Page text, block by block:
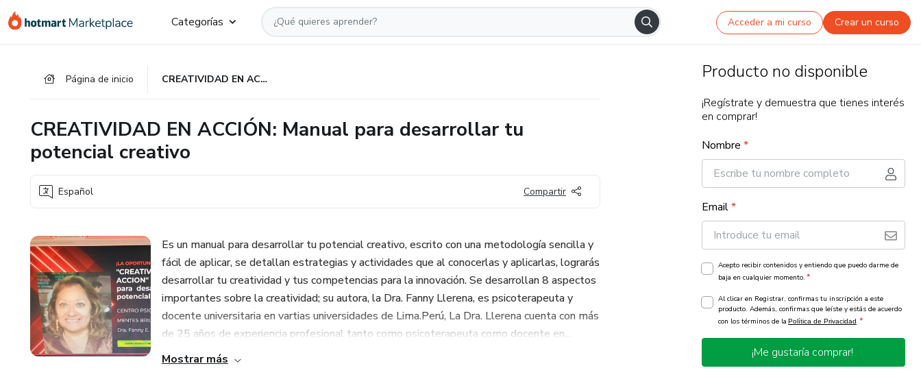
Categorías Acceder a mi curso Crear un curso
Página de inicio CREATIVIDAD EN ACCIÓN: Manual para desarrollar tu potencial creativo
CREATIVIDAD EN ACCIÓN: Manual para desarrollar tu
potencial creativo
Español Compartir
Es un manual para desarrollar tu potencial creativo, escrito con una metodología sencilla y
fácil de aplicar, se detallan estrategias y actividades que al conocerlas y aplicarlas, lograrás
desarrollar tu creatividad y tus competencias para la innovación. Se desarrollan 8 aspectos
importantes sobre la creatividad; su autora, la Dra. Fanny Llerena, es psicoterapeuta y
docente universitaria en vartias universidades de Lima.Perú, La Dra. Llerena cuenta con más
de 25 años de experiencia profesional tanto como psicoterapeuta como docente en...
Mostrar más
Producto no disponible
¡Regístrate y demuestra que tienes interés
en comprar!
Nombre *
Email*
Acepto recibir contenidos y entiendo que puedo darme de
baja en cualquier momento. *
Al clicar en Registrar, confirmas tu inscripción a este
producto. Además, confirmas que leíste y estás de acuerdo
con los términos de la Política de Privacidad *
¡Me gustaría comprar!